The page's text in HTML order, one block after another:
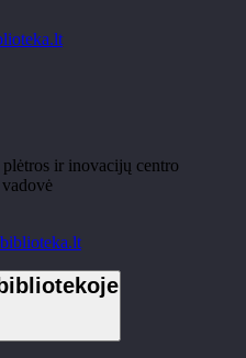
ir inovacijų centro